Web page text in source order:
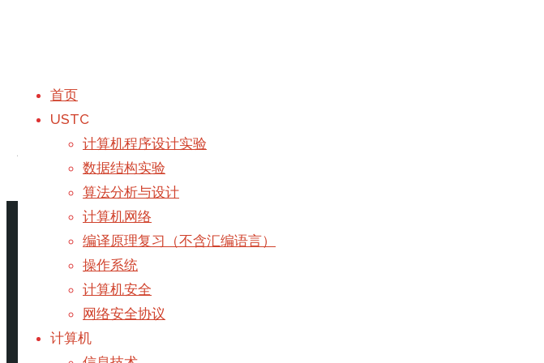
首页
USTC
计算机程序设计实验
数据结构实验
算法分析与设计
计算机网络
编译原理复习（不含汇编语言）
操作系统
计算机安全
网络安全协议
计算机
标签：DP
文章标记 "DP"
区间最值查询 RMQ
用于应对多次区间最值查询的DP算法
RMQ /算法